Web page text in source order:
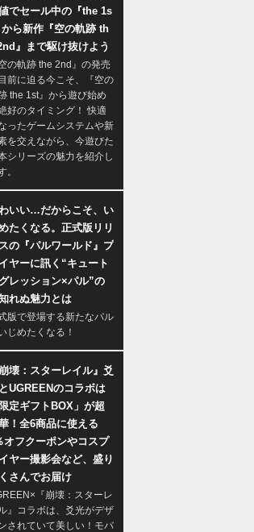
でセール中の『the 1s
ら新作『空の軌跡 th
』まで駆け抜けよう
空の軌跡 the 2nd』の発売
前に迫る今こそ、『空の
the 1st』から遊び始め
好のタイミング！ 快適
ったゲームシステムや新
を交えながら、今遊びた
シリーズの魅力を紹介し
。
いい…だからこそ、い
たくなる。正式版リリ
の『パルワールド』プ
ヤーに訊く“キュート
レッション×パル”の
れぬ魅力とは
版で登場する新たなパル
じめたくなる！
崩壊：スターレイル』爻
UGREENのコラボは
限定ギフトBOX」が超
！全6商品に使える
オフクーポンやコスプ
ヤー撮影会など、盛り
さんでお届け
『崩壊：スターレ
』コラボは、爻光がデザ
されていて美しい！モバ